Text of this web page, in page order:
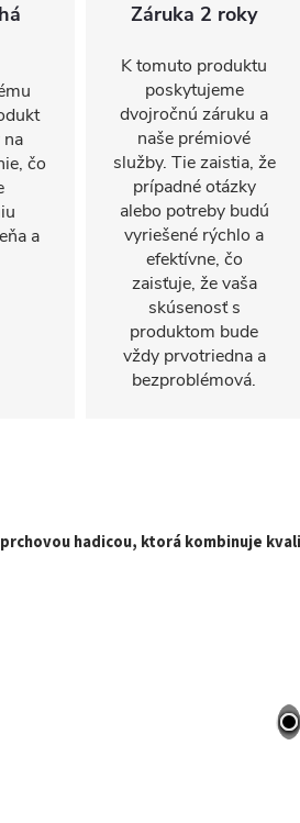
čo
a
Záruka 2 roky
K tomuto produktu
poskytujeme
dvojročnú záruku a
naše prémiové
služby. Tie zaistia, že
prípadné otázky
alebo potreby budú
vyriešené rýchlo a
efektívne, čo
zaisťuje, že vaša
skúsenosť s
produktom bude
vždy prvotriedna a
bezproblémová.
hadicou, ktorá kombinuje